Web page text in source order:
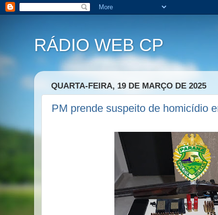
RÁDIO WEB CP
QUARTA-FEIRA, 19 DE MARÇO DE 2025
PM prende suspeito de homicídio